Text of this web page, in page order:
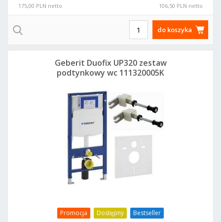
175,00 PLN netto 106,50 PLN netto
do koszyka
Promocja Dostępny Bestseller
Geberit Duofix UP320 zestaw
podtynkowy wc 111320005K